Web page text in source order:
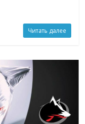
Читать далее